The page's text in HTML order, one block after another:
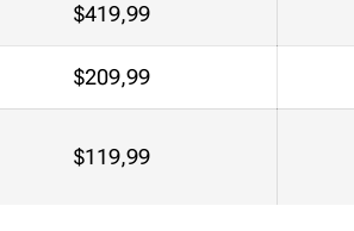
$419,99
$209,99
$119,99